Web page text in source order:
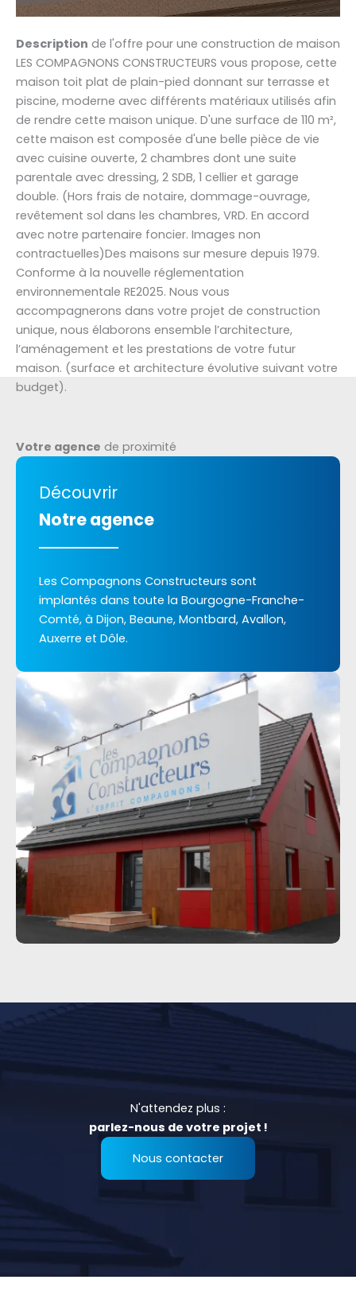
Description de l'offre pour une construction de maison
LES COMPAGNONS CONSTRUCTEURS vous propose, cette
maison toit plat de plain-pied donnant sur terrasse et
piscine, moderne avec différents matériaux utilisés afin
de rendre cette maison unique. D'une surface de 110 m²,
cette maison est composée d'une belle pièce de vie
avec cuisine ouverte, 2 chambres dont une suite
parentale avec dressing, 2 SDB, 1 cellier et garage
double. (Hors frais de notaire, dommage-ouvrage,
revêtement sol dans les chambres, VRD. En accord
avec notre partenaire foncier. Images non
contractuelles)Des maisons sur mesure depuis 1979.
Conforme à la nouvelle réglementation
environnementale RE2025. Nous vous
accompagnerons dans votre projet de construction
unique, nous élaborons ensemble l’architecture,
l’aménagement et les prestations de votre futur
maison. (surface et architecture évolutive suivant votre
budget).
Votre agence de proximité
Découvrir
Notre agence
Les Compagnons Constructeurs sont
implantés dans toute la Bourgogne-Franche-
Comté, à Dijon, Beaune, Montbard, Avallon,
Auxerre et Dôle.
N'attendez plus :
parlez-nous de votre projet !
Nous contacter